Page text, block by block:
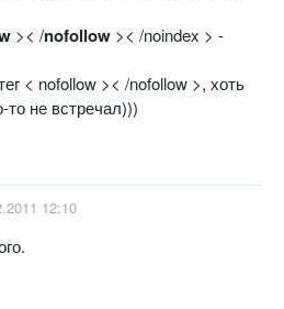
>< /nofollow >< /noindex > -
< nofollow >< /nofollow >, хоть
не встречал)))
12:10